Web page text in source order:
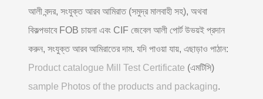
আলী বন্দর, সংযুক্ত আরব আমিরাত (সমুদ্র মালবাহী সহ), অথবা
বিকল্পভাবে FOB চায়না এবং CIF জেবেল আলী পোর্ট উভয়ই প্রদান
করুন, সংযুক্ত আরব আমিরাতের দাম. যদি পাওয়া যায়, এছাড়াও পাঠান:
Product catalogue Mill Test Certificate (এমটিসি)
sample Photos of the products and packaging.